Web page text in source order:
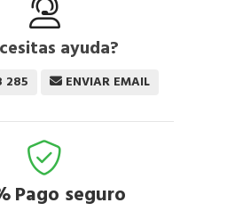
ayuda?
285 ENVIAR EMAIL
Pago seguro